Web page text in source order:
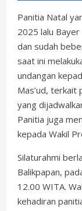
Panitia Natal
2025 lalu Bayer
dan sudah
saat ini
undangan
Mas’ud, terkait
yang
Panitia juga
kepada Wakil
Silaturahmi
Balikpapan,
12.00 WITA.
kehadiran